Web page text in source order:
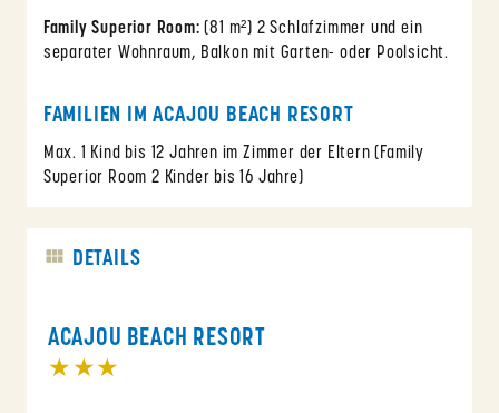
Family Superior Room: (81 m²) 2 Schlafzimmer und ein
separater Wohnraum, Balkon mit Garten- oder Poolsicht.
FAMILIEN IM ACAJOU BEACH RESORT
Max. 1 Kind bis 12 Jahren im Zimmer der Eltern (Family
Superior Room 2 Kinder bis 16 Jahre)
DETAILS
ACAJOU BEACH RESORT
★★★